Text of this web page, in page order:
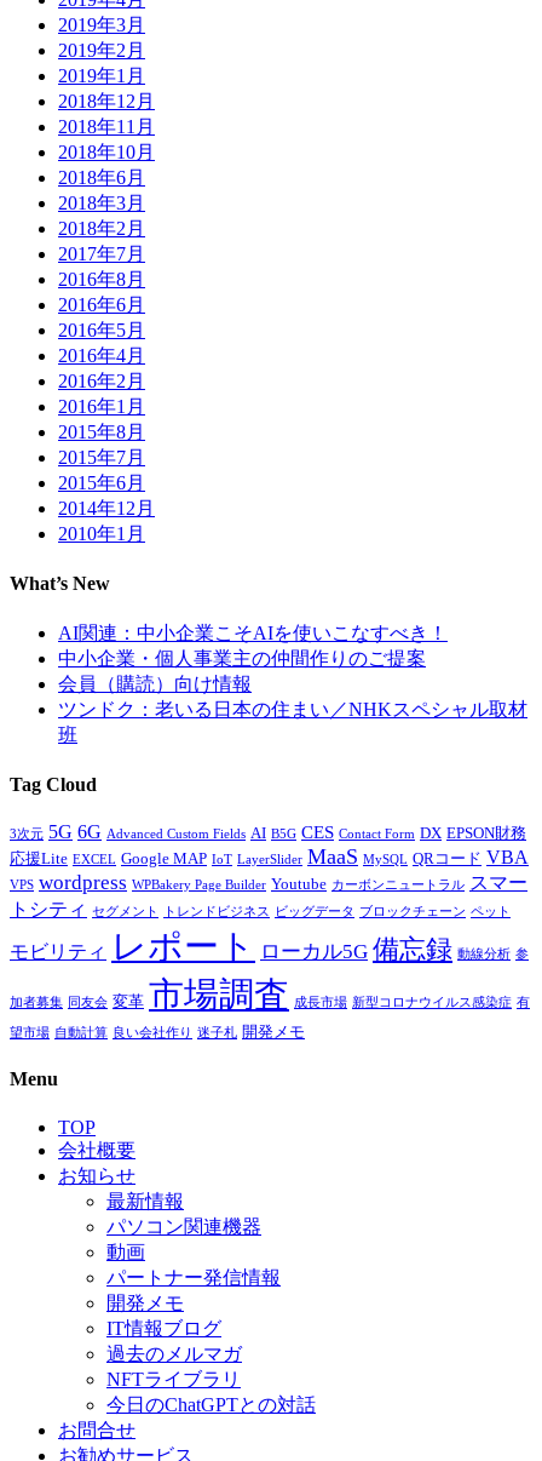
2019年3月
2019年2月
2019年1月
2018年12月
2018年11月
2018年10月
2018年6月
2018年3月
2018年2月
2017年7月
2016年8月
2016年6月
2016年5月
2016年4月
2016年2月
2016年1月
2015年8月
2015年7月
2015年6月
2014年12月
2010年1月
What’s New
AI関連：中小企業こそAIを使いこなすべき！
中小企業・個人事業主の仲間作りのご提案
会員（購読）向け情報
ツンドク：老いる日本の住まい／NHKスペシャル取材
班
Tag Cloud
3次元 5G 6G Advanced Custom Fields AI B5G CES Contact Form DX EPSON財務
応援Lite EXCEL Google MAP IoT LayerSlider MaaS MySQL QRコード VBA
VPS wordpress WPBakery Page Builder Youtube カーボンニュートラル スマー
トシティ
セグメント トレンドビジネス ビッグデータ ブロックチェーン ペット
モビリティ レポート ローカル5G 備忘録 動線分析 参
加者募集 同友会 変革 市場調査 成長市場 新型コロナウイルス感染症 有
望市場 自動計算 良い会社作り 迷子札 開発メモ
Menu
TOP
会社概要
お知らせ
最新情報
パソコン関連機器
動画
パートナー発信情報
開発メモ
IT情報ブログ
過去のメルマガ
NFTライブラリ
今日のChatGPTとの対話
お問合せ
お勧めサービス